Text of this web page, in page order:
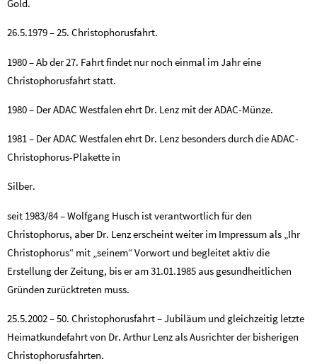
Gold.
26.5.1979 – 25. Christophorusfahrt.
1980 – Ab der 27. Fahrt findet nur noch einmal im Jahr eine
Christophorusfahrt statt.
1980 – Der ADAC Westfalen ehrt Dr. Lenz mit der ADAC-Münze.
1981 – Der ADAC Westfalen ehrt Dr. Lenz besonders durch die ADAC-
Christophorus-Plakette in
Silber.
seit 1983/84 – Wolfgang Husch ist verantwortlich für den
Christophorus, aber Dr. Lenz erscheint weiter im Impressum als „Ihr
Christophorus“ mit „seinem“ Vorwort und begleitet aktiv die
Erstellung der Zeitung, bis er am 31.01.1985 aus gesundheitlichen
Gründen zurücktreten muss.
25.5.2002 – 50. Christophorusfahrt – Jubiläum und gleichzeitig letzte
Heimatkundefahrt von Dr. Arthur Lenz als Ausrichter der bisherigen
Christophorusfahrten.